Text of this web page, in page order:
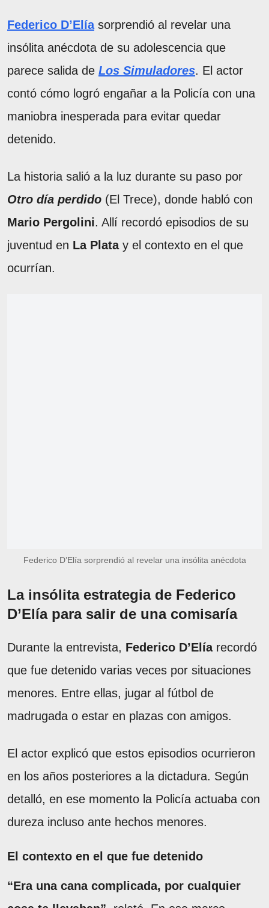
Federico D’Elíasorprendió al revelar una
insólita anécdota de su adolescencia que
parece salida de Los Simuladores. El actor
contó cómo logró engañar a la Policía con una
maniobra inesperada para evitar quedar
detenido.
La historia salió a la luz durante su paso por
Otro día perdido (El Trece), donde habló con
Mario Pergolini. Allí recordó episodios de su
juventud en La Platay el contexto en el que
ocurrían.
Federico D’Elía sorprendió al revelar una insólita anécdota
La insólita estrategia de Federico
D’Elía para salir de una comisaría
Durante la entrevista, Federico D’Elíarecordó
que fue detenido varias veces por situaciones
menores. Entre ellas, jugar al fútbol de
madrugada o estar en plazas con amigos.
El actor explicó que estos episodios ocurrieron
en los años posteriores a la dictadura. Según
detalló, en ese momento la Policía actuaba con
dureza incluso ante hechos menores.
El contexto en el que fue detenido
“Era una cana complicada, por cualquier